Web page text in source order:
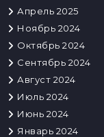
Апрель 2025
Ноябрь 2024
Октябрь 2024
Сентябрь 2024
Август 2024
Июль 2024
Июнь 2024
Январь 2024